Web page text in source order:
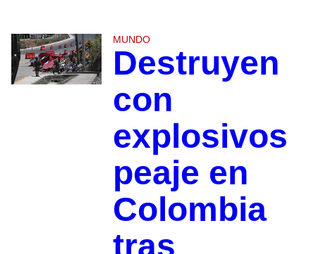
MUNDO
Destruyen
con
explosivos
peaje en
Colombia
tras